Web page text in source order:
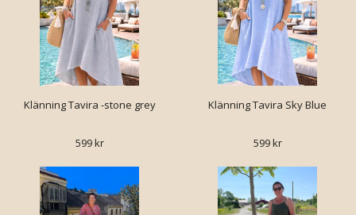
Klänning Tavira -stone grey
599 kr
Klänning Tavira Sky Blue
599 kr